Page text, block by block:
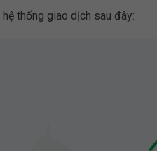
thống giao dịch sau đây: